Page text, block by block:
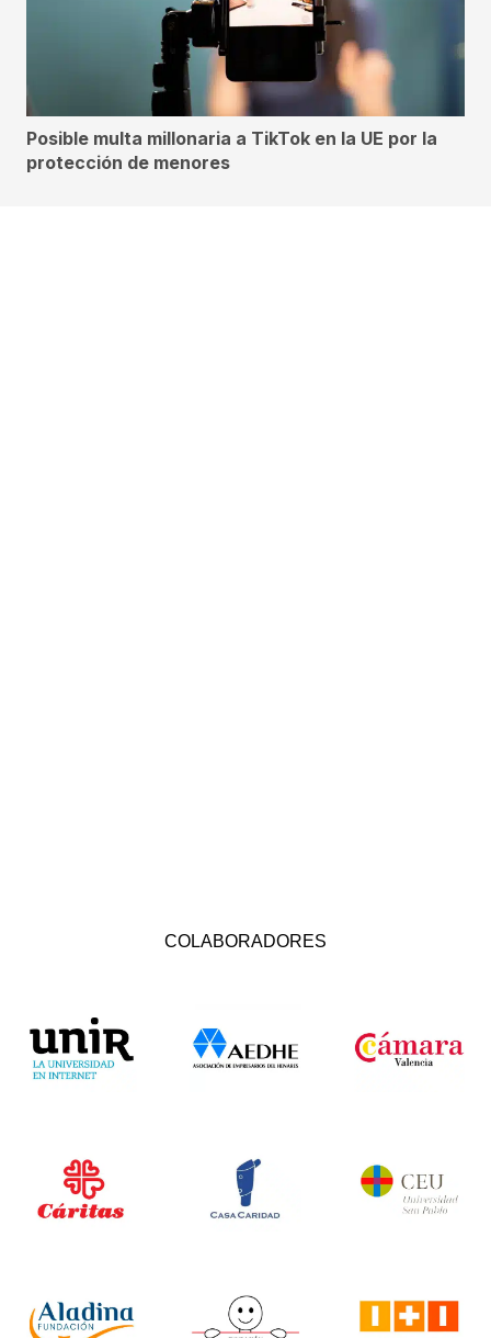
Posible multa millonaria a TikTok en la UE por la
protección de menores
COLABORADORES